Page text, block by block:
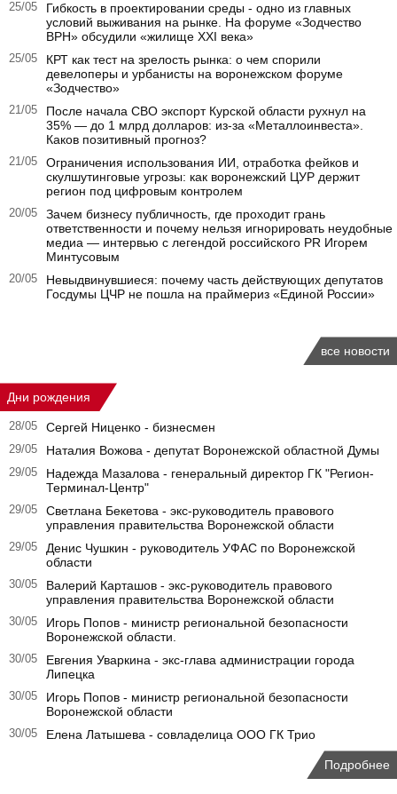
25/05
Гибкость в проектировании среды - одно из главных
условий выживания на рынке. На форуме «Зодчество
ВРН» обсудили «жилище XXI века»
25/05
КРТ как тест на зрелость рынка: о чем спорили
девелоперы и урбанисты на воронежском форуме
«Зодчество»
21/05
После начала СВО экспорт Курской области рухнул на
35% — до 1 млрд долларов: из-за «Металлоинвеста».
Каков позитивный прогноз?
21/05
Ограничения использования ИИ, отработка фейков и
скулшутинговые угрозы: как воронежский ЦУР держит
регион под цифровым контролем
20/05
Зачем бизнесу публичность, где проходит грань
ответственности и почему нельзя игнорировать неудобные
медиа — интервью с легендой российского PR Игорем
Минтусовым
20/05
Невыдвинувшиеся: почему часть действующих депутатов
Госдумы ЦЧР не пошла на праймериз «Единой России»
все новости
Дни рождения
28/05 Сергей Ниценко - бизнесмен
29/05 Наталия Вожова - депутат Воронежской областной Думы
29/05
Надежда Мазалова - генеральный директор ГК "Регион-
Терминал-Центр"
29/05
Светлана Бекетова - экс-руководитель правового
управления правительства Воронежской области
29/05
Денис Чушкин - руководитель УФАС по Воронежской
области
30/05
Валерий Карташов - экс-руководитель правового
управления правительства Воронежской области
30/05
Игорь Попов - министр региональной безопасности
Воронежской области.
30/05
Евгения Уваркина - экс-глава администрации города
Липецка
30/05
Игорь Попов - министр региональной безопасности
Воронежской области
30/05 Елена Латышева - совладелица ООО ГК Трио
Подробнее